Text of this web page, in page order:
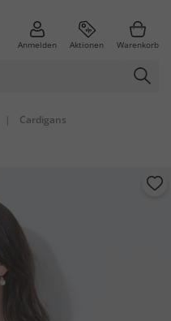
Anmelden Aktionen Warenkorb
| Cardigans